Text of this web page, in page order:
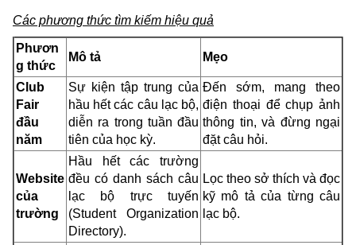
Các phương thức tìm kiếm hiệu quả
Phươn
g thức
Mô tả Mẹo
Club
Fair
đầu
năm
Sự kiện tập trung của
hầu hết các câu lạc bộ,
diễn ra trong tuần đầu
tiên của học kỳ.
Đến sớm, mang theo
điện thoại để chụp ảnh
thông tin, và đừng ngại
đặt câu hỏi.
Website
của
trường
Hầu hết các trường
đều có danh sách câu
lạc bộ trực tuyến
(Student Organization
Directory).
Lọc theo sở thích và đọc
kỹ mô tả của từng câu
lạc bộ.